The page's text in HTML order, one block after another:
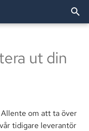
& TV AB
(TV)
ut din
om att ta över
tidigare leverantör